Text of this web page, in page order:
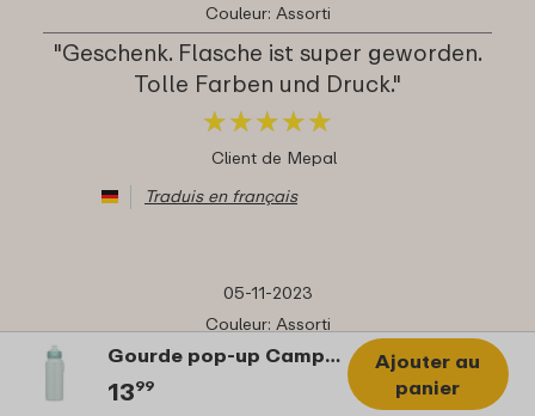
Gourde pop-up Campus 400 ml - Cool mint
1399
Ajouter au
panier
Couleur: Assorti
"Geschenk. Flasche ist super geworden.
Tolle Farben und Druck."
★★★★★
★★★★★
Client de Mepal
Traduis en français
05-11-2023
Couleur: Assorti
"Geweldig resultaat & snelle levering"